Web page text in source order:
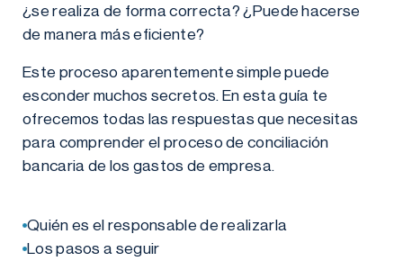
¿se realiza de forma correcta? ¿Puede hacerse
de manera más eficiente?
Este proceso aparentemente simple puede
esconder muchos secretos. En esta guía te
ofrecemos todas las respuestas que necesitas
para comprender el proceso de conciliación
bancaria de los gastos de empresa.
Quién es el responsable de realizarla
Los pasos a seguir